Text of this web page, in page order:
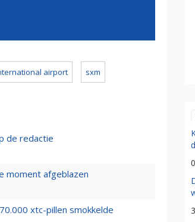
airport sxm
de redactie
moment afgeblazen
xtc-pillen smokkelde